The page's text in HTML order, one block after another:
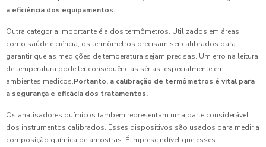
a eficiência dos equipamentos.
Outra categoria importante é a dos termômetros. Utilizados em áreas
como saúde e ciência, os termômetros precisam ser calibrados para
garantir que as medições de temperatura sejam precisas. Um erro na leitura
de temperatura pode ter consequências sérias, especialmente em
ambientes médicos.Portanto, a calibração de termômetros é vital para
a segurança e eficácia dos tratamentos.
Os analisadores químicos também representam uma parte considerável
dos instrumentos calibrados. Esses dispositivos são usados para medir a
composição química de amostras. É imprescindível que esses